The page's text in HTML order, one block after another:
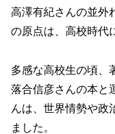
高澤有紀さんの並外
の原点は、高校時代
多感な高校生の頃、
落合信彦さんの本と
んは、世界情勢や政
ました。